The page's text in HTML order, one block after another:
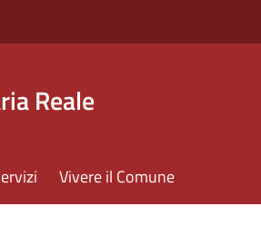
Reale
Vivere il Comune